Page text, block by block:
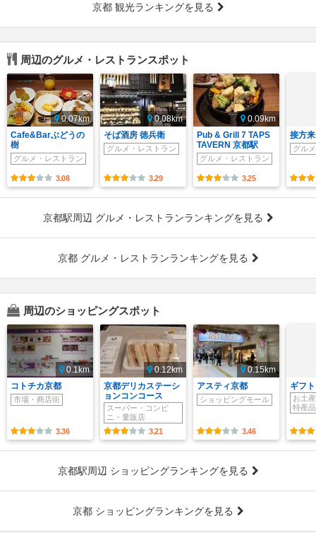
京都 観光ランキングを見る
周辺のグルメ・レストランスポット
0.07km
Cafe&Barぶどうの
樹
グルメ・レストラン
3.08
0.08km
そば酒房 徳兵衛
グルメ・レストラン
3.29
0.09km
Pub & Grill 7 TAPS
TAVERN 京都駅
グルメ・レストラン
3.25
接方
グル
京都駅周辺 グルメ・レストランランキングを見る
京都 グルメ・レストランランキングを見る
周辺のショッピングスポット
0.1km
コトチカ京都
市場・商店街
3.36
0.12km
京都デリカステーシ
ョンコンコース
スーパー・コンビ
ニ・量販店
3.21
0.15km
アスティ京都
ショッピングモール
3.46
ギフ
お土
特産品
京都駅周辺 ショッピングランキングを見る
京都 ショッピングランキングを見る